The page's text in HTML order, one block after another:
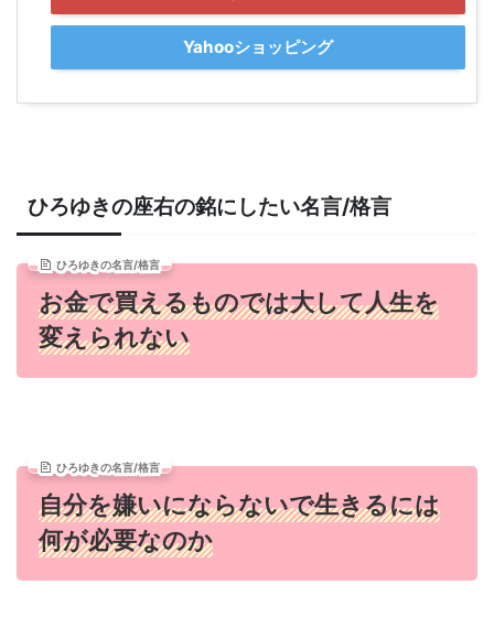
Yahooショッピング
ひろゆきの座右の銘にしたい名言/格言
ひろゆきの名言/格言
お金で買えるものでは大して人生を
変えられない
ひろゆきの名言/格言
自分を嫌いにならないで生きるには
何が必要なのか